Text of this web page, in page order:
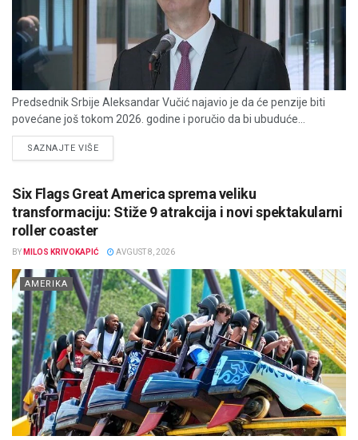
Predsednik Srbije Aleksandar Vučić najavio je da će penzije biti
povećane još tokom 2026. godine i poručio da bi ubuduće...
SAZNAJTE VIŠEDETAILS
Six Flags Great America sprema veliku
transformaciju: Stiže 9 atrakcija i novi spektakularni
roller coaster
BY MILOS KRIVOKAPIĆ AVGUST 8, 2026
AMERIKA